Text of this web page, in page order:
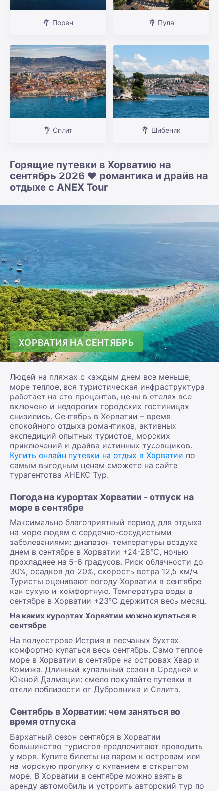
Пореч Пула
Сплит Шибеник
Горящие путевки в Хорватию на
сентябрь 2026 ❤️ романтика и драйв на
отдыхе с ANEX Tour
ХОРВАТИЯ НА СЕНТЯБРЬ
Людей на пляжах с каждым днем все меньше,
море теплое, вся туристическая инфраструктура
работает на сто процентов, цены в отелях все
включено и недорогих городских гостиницах
снизились. Сентябрь в Хорватии – время
спокойного отдыха романтиков, активных
экспедиций опытных туристов, морских
приключений и драйва истинных тусовщиков.
Купить онлайн путевки на отдых в Хорватии по
самым выгодным ценам сможете на сайте
турагентства АНЕКС Тур.
Погода на курортах Хорватии - отпуск на
море в сентябре
Максимально благоприятный период для отдыха
на море людям с сердечно-сосудистыми
заболеваниями: диапазон температуры воздуха
днем в сентябре в Хорватии +24-28°С, ночью
прохладнее на 5-6 градусов. Риск облачности до
30%, осадков до 20%, скорость ветра 12,5 км/ч.
Туристы оценивают погоду Хорватии в сентябре
как сухую и комфортную. Температура воды в
сентябре в Хорватии +23°С держится весь месяц.
На каких курортах Хорватии можно купаться в
сентябре
На полуострове Истрия в песчаных бухтах
комфортно купаться весь сентябрь. Само теплое
море в Хорватии в сентябре на островах Хвар и
Комижа. Длинный купальный сезон в Средней и
Южной Далмации: смело покупайте путевки в
отели поблизости от Дубровника и Сплита.
Сентябрь в Хорватии: чем заняться во
время отпуска
Бархатный сезон сентября в Хорватии
большинство туристов предпочитают проводить
у моря. Купите билеты на паром к островам или
на морскую прогулку с купанием в открытом
море. В Хорватии в сентябре можно взять в
аренду автомобиль и устроить авторский тур по